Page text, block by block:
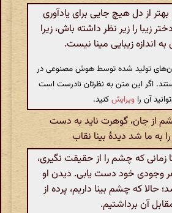
از دل هیچ جایی برای یادآوری
زیبا را زیر نظر داشته باش، زیرا
اندازه زیبایی مینا نیست.
تولید شده توسط هوش مصنوعی در
اگر این متن به نظرتان نادرست است
آن را ویرایشکنید.
از جان، گوهرت ناید به دست
به ما شد دیدهٔ بینا نقاب
که چشم را از حقیقت نگیرى،
وجودى خود دست یابى. دیدن او
حالا که چشم بینا داریم، پرده از
آن برداشتیم.